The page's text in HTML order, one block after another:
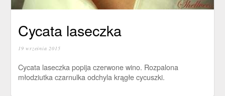
Cycata laseczka
19 września 2015
Cycata laseczka popija czerwone wino. Rozpalona
młodziutka czarnulka odchyla krągłe cycuszki.